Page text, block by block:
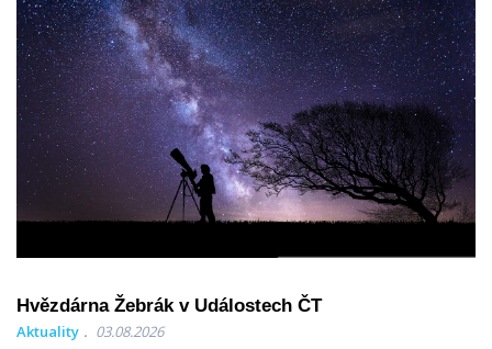
Hvězdárna Žebrák v Událostech ČT
Aktuality 03.08.2026